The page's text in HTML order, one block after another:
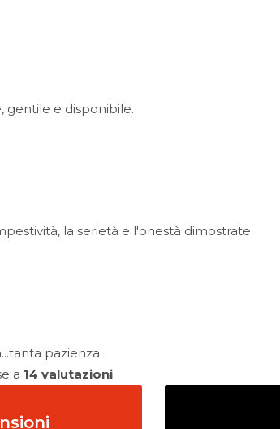
gentile e disponibile.
la serietà e l'onestà dimostrate.
pazienza.
a 14 valutazioni